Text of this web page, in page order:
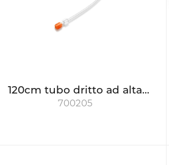
120cm tubo dritto ad alta
pressione
700205